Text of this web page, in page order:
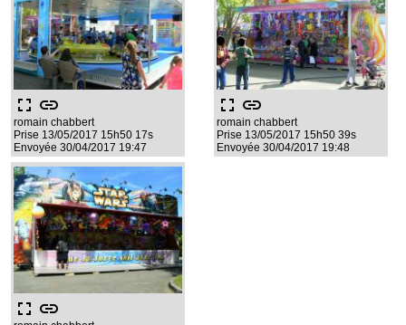
fullscreen link
romain chabbert
Prise 13/05/2017 15h50 17s
Envoyée 30/04/2017 19:47
fullscreen link
romain chabbert
Prise 13/05/2017 15h50 39s
Envoyée 30/04/2017 19:48
fullscreen link